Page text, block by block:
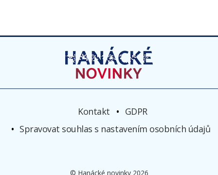
Kontakt
GDPR
Spravovat souhlas s nastavením osobních údajů
© Hanácké novinky 2026